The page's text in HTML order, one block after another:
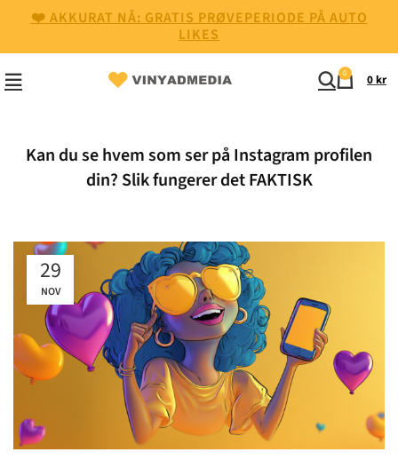
❤️ AKKURAT NÅ: GRATIS PRØVEPERIODE PÅ AUTO
LIKES
0 0kr
Kan du se hvem som ser på Instagram profilen
din? Slik fungerer det FAKTISK
29
NOV